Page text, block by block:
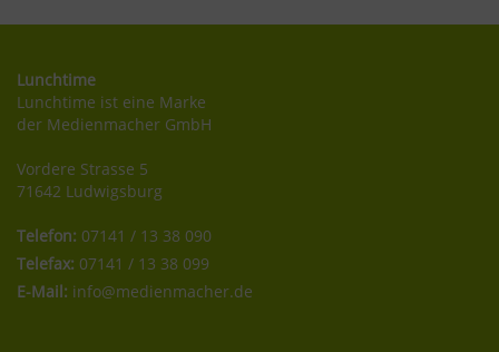
Lunchtime
Lunchtime ist eine Marke
der Medienmacher GmbH
Vordere Strasse 5
71642 Ludwigsburg
Telefon: 07141 / 13 38 090
Telefax: 07141 / 13 38 099
E-Mail: info@medienmacher.de